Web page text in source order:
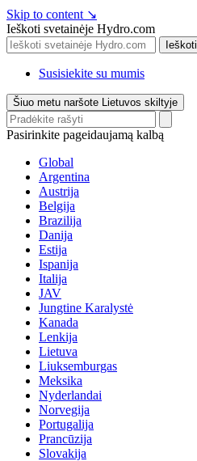
Skip to content ↘
Ieškoti svetainėje Hydro.com
Ieškoti
Susisiekite su mumis
Šiuo metu naršote Lietuvos skiltyje
Pasirinkite pageidaujamą kalbą
Global
Argentina
Austrija
Belgija
Brazilija
Danija
Estija
Ispanija
Italija
JAV
Jungtine Karalystė
Kanada
Lenkija
Lietuva
Liuksemburgas
Meksika
Nyderlandai
Norvegija
Portugalija
Prancūzija
Slovakija